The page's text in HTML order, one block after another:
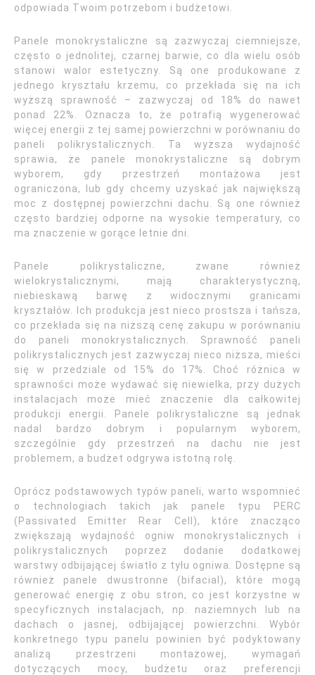
odpowiada Twoim potrzebom i budżetowi.
Panele monokrystaliczne są zazwyczaj ciemniejsze,
często o jednolitej, czarnej barwie, co dla wielu osób
stanowi walor estetyczny. Są one produkowane z
jednego kryształu krzemu, co przekłada się na ich
wyższą sprawność – zazwyczaj od 18% do nawet
ponad 22%. Oznacza to, że potrafią wygenerować
więcej energii z tej samej powierzchni w porównaniu do
paneli polikrystalicznych. Ta wyższa wydajność
sprawia, że panele monokrystaliczne są dobrym
wyborem, gdy przestrzeń montażowa jest
ograniczona, lub gdy chcemy uzyskać jak największą
moc z dostępnej powierzchni dachu. Są one również
często bardziej odporne na wysokie temperatury, co
ma znaczenie w gorące letnie dni.
Panele polikrystaliczne, zwane również
wielokrystalicznymi, mają charakterystyczną,
niebieskawą barwę z widocznymi granicami
kryształów. Ich produkcja jest nieco prostsza i tańsza,
co przekłada się na niższą cenę zakupu w porównaniu
do paneli monokrystalicznych. Sprawność paneli
polikrystalicznych jest zazwyczaj nieco niższa, mieści
się w przedziale od 15% do 17%. Choć różnica w
sprawności może wydawać się niewielka, przy dużych
instalacjach może mieć znaczenie dla całkowitej
produkcji energii. Panele polikrystaliczne są jednak
nadal bardzo dobrym i popularnym wyborem,
szczególnie gdy przestrzeń na dachu nie jest
problemem, a budżet odgrywa istotną rolę.
Oprócz podstawowych typów paneli, warto wspomnieć
o technologiach takich jak panele typu PERC
(Passivated Emitter Rear Cell), które znacząco
zwiększają wydajność ogniw monokrystalicznych i
polikrystalicznych poprzez dodanie dodatkowej
warstwy odbijającej światło z tyłu ogniwa. Dostępne są
również panele dwustronne (bifacial), które mogą
generować energię z obu stron, co jest korzystne w
specyficznych instalacjach, np. naziemnych lub na
dachach o jasnej, odbijającej powierzchni. Wybór
konkretnego typu panelu powinien być podyktowany
analizą przestrzeni montażowej, wymagań
dotyczących mocy, budżetu oraz preferencji